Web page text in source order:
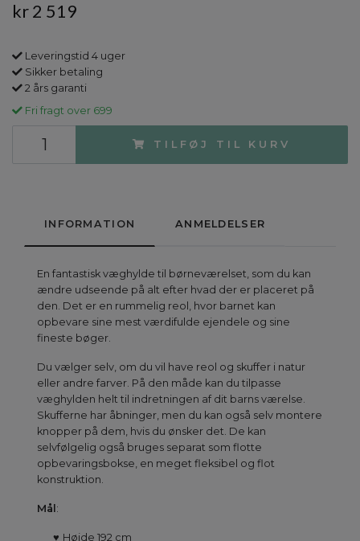
kr 2 519
Leveringstid 4 uger
Sikker betaling
2 års garanti
Fri fragt over 699
TILFØJ TIL KURV
INFORMATION ANMELDELSER
En fantastisk væghylde til børneværelset, som du kan
ændre udseende på alt efter hvad der er placeret på
den. Det er en rummelig reol, hvor barnet kan
opbevare sine mest værdifulde ejendele og sine
fineste bøger.
Du vælger selv, om du vil have reol og skuffer i natur
eller andre farver. På den måde kan du tilpasse
væghylden helt til indretningen af dit barns værelse.
Skufferne har åbninger, men du kan også selv montere
knopper på dem, hvis du ønsker det. De kan
selvfølgelig også bruges separat som flotte
opbevaringsbokse, en meget fleksibel og flot
konstruktion.
Mål :
♥ Højde 192 cm